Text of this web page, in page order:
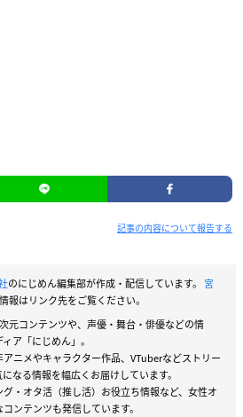
記事の内容について報告する
のにじめん編集部が作成・配信しています。 宮
報はリンク先をご覧ください。
元コンテンツや、声優・舞台・俳優などの情
ア「にじめん」。
ニメやキャラクター作品、VTuberなどストリー
なる情報を幅広くお届けしています。
・オタ活（推し活）お役立ち情報など、女性オ
ンテンツも発信しています。